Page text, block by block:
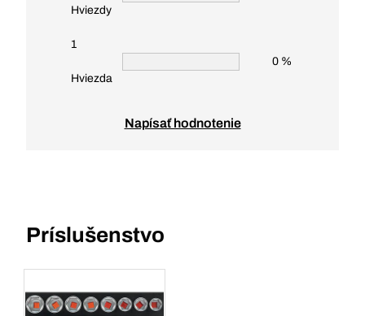
Hviezdy
1
Hviezda
0 %
Napísať hodnotenie
Príslušenstvo